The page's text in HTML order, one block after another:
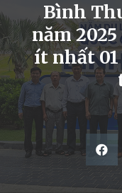
Bình
năm
ít nhất